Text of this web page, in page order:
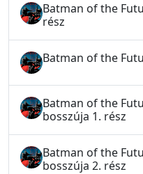
Batman of the
rész
Batman of the
Batman of the
bosszúja 1. rész
Batman of the
bosszúja 2. rész